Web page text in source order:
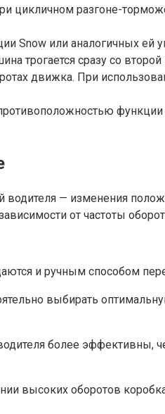
цикличном разгоне-
Snow или аналогичных
трогается сразу со
движка. При
— изменения
от частоты
и ручным способом
выбирать
водителя более
высоких оборотов